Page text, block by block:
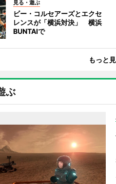
見る・遊ぶ
ビー・コルセアーズとエクセ
レンスが「横浜対決」 横浜
BUNTAIで
もっと
ぶ